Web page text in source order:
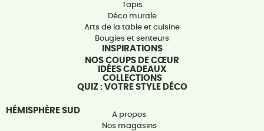
Tapis
Déco murale
Arts de la table et cuisine
Bougies et senteurs
INSPIRATIONS
NOS COUPS DE CŒUR
IDÉES CADEAUX
COLLECTIONS
QUIZ : VOTRE STYLE DÉCO
HÉMISPHÈRE SUD
A propos
Nos magasins